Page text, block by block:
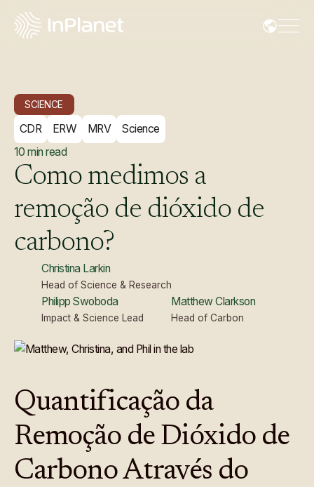
SCIENCE
CDR ERW MRV
Science
10 min read
Como medimos a
remoção de dióxido de
carbono?
Christina Larkin
Head of Science & Research
Philipp Swoboda
Impact & Science Lead
Matthew Clarkson
Head of Carbon
Quantificação da
Remoção de Dióxido de
Carbono Através do